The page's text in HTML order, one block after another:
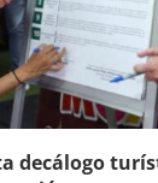
decálogo